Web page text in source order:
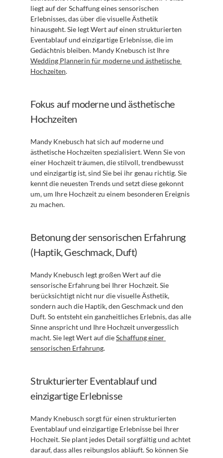
liegt auf der Schaffung eines sensorischen
Erlebnisses, das über die visuelle Ästhetik
hinausgeht. Sie legt Wert auf einen strukturierten
Eventablauf und einzigartige Erlebnisse, die im
Wedding Plannerin für moderne und ästhetische
Hochzeiten.
Fokus auf moderne und ästhetische
Hochzeiten
Mandy Knebusch hat sich auf moderne und
ästhetische Hochzeiten spezialisiert. Wenn Sie von
einer Hochzeit träumen, die stilvoll, trendbewusst
und einzigartig ist, sind Sie bei ihr genau richtig. Sie
kennt die neuesten Trends und setzt diese gekonnt
um, um Ihre Hochzeit zu einem besonderen Ereignis
zu machen.
Betonung der sensorischen Erfahrung
(Haptik, Geschmack, Duft)
Mandy Knebusch legt großen Wert auf die
sensorische Erfahrung bei Ihrer Hochzeit. Sie
berücksichtigt nicht nur die visuelle Ästhetik,
sondern auch die Haptik, den Geschmack und den
Duft. So entsteht ein ganzheitliches Erlebnis, das alle
Sinne anspricht und Ihre Hochzeit unvergesslich
macht. Sie legt Wert auf die Schaffung einer
sensorischen Erfahrung.
Strukturierter Eventablauf und
einzigartige Erlebnisse
Mandy Knebusch sorgt für einen strukturierten
Eventablauf und einzigartige Erlebnisse bei Ihrer
Hochzeit. Sie plant jedes Detail sorgfältig und achtet
darauf, dass alles reibungslos abläuft. So können Sie